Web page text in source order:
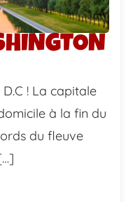
! La capitale
à la fin du
du fleuve